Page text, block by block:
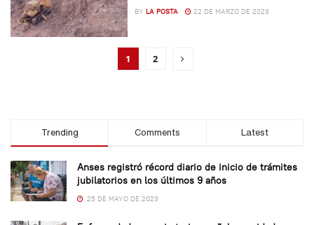
BY LA POSTA 22 DE MARZO DE 2023
1 2
Trending Comments Latest
Anses registró récord diario de inicio de trámites
jubilatorios en los últimos 9 años
25 DE MAYO DE 2023